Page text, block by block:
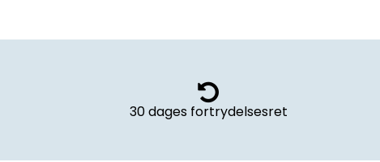
30 dages fortrydelsesret